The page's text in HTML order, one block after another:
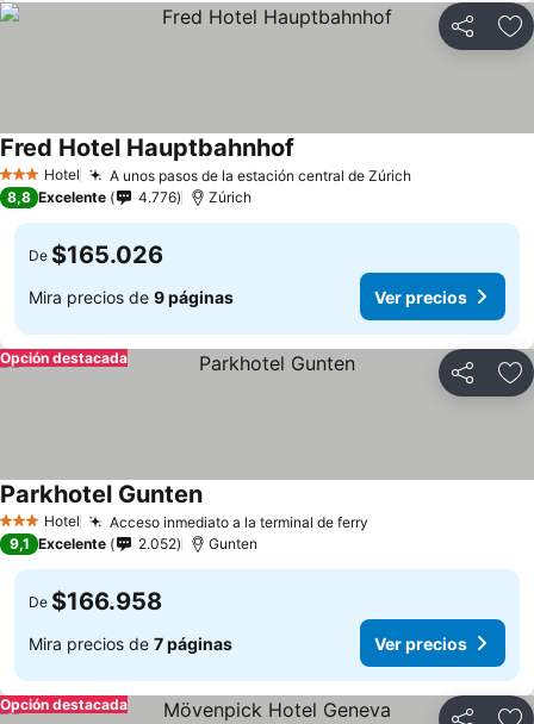
Compartir
3 Estrellas
Hotel A unos pasos de la estación central de ZúrichVer precios
Fred Hotel Hauptbahnhof
8,8 Excelente 4.776 Zúrich
De $165.026
Mira precios de 9 páginas Ver precios
Compartir
Opción destacada
3 Estrellas
Hotel Acceso inmediato a la terminal de ferry
Parkhotel GuntenVer precios
9,1 Excelente 2.052 Gunten
De $166.958
Mira precios de 7 páginas Ver precios
Opción destacada